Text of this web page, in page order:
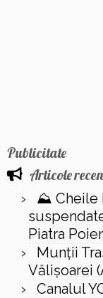
Publicitate
Articole
⛰️ Cheile
Piatra
Munții
Vălișoarei
Canalul